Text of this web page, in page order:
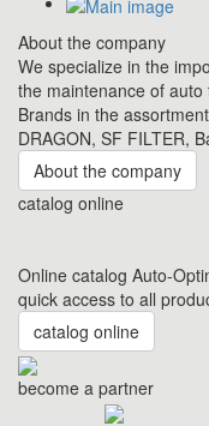
About the company
We specialize in the
the maintenance of
Brands in the
DRAGON, SF FILTER,
About the company
catalog online
Online catalog Auto-
quick access to all
catalog online
become a partner